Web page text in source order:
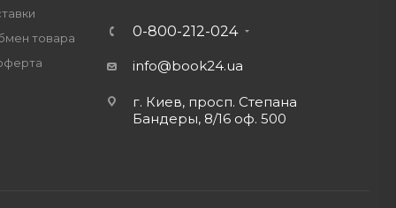
товара
0-800-212-024
info@book24.ua
г. Киев, просп. Степана
Бандеры, 8/16 оф. 500